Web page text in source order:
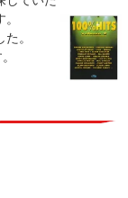
。